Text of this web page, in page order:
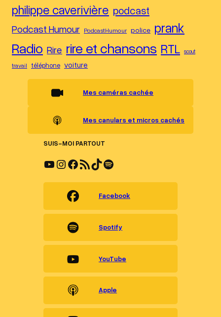
philippe caverivière podcast
Podcast Humour PodcastHumour police prank
Radio Rire rire et chansons RTL scout
travail téléphone voiture
Mes caméras cachée
Mes canulars et micros cachés
SUIS-MOI PARTOUT
YouTube Instagram Facebook Flux RSS TikTok Spotify
Facebook
Spotify
YouTube
Apple